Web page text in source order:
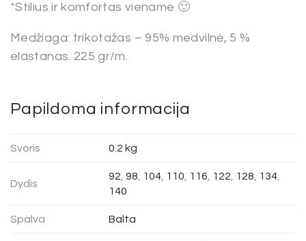
*Stilius ir komfortas viename 🙂
Medžiaga: trikotažas – 95% medvilnė, 5 %
elastanas. 225 gr/m.
Papildoma informacija
Svoris 0.2 kg
Dydis
92, 98, 104, 110, 116, 122, 128, 134,
140
Spalva Balta